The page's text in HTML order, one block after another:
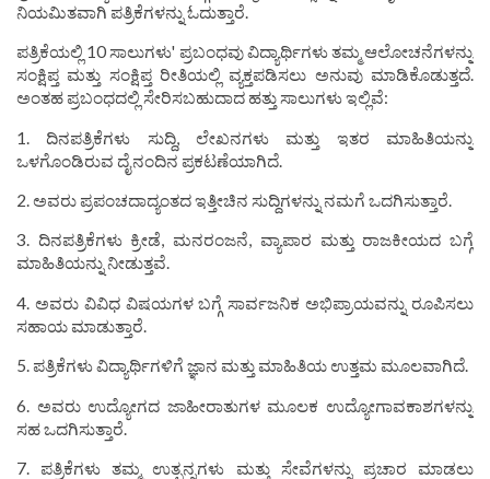
ನಿಯಮಿತವಾಗಿ ಪತ್ರಿಕೆಗಳನ್ನು ಓದುತ್ತಾರೆ.
ಪತ್ರಿಕೆಯಲ್ಲಿ 10 ಸಾಲುಗಳು' ಪ್ರಬಂಧವು ವಿದ್ಯಾರ್ಥಿಗಳು ತಮ್ಮ ಆಲೋಚನೆಗಳನ್ನು
ಸಂಕ್ಷಿಪ್ತ ಮತ್ತು ಸಂಕ್ಷಿಪ್ತ ರೀತಿಯಲ್ಲಿ ವ್ಯಕ್ತಪಡಿಸಲು ಅನುವು ಮಾಡಿಕೊಡುತ್ತದೆ.
ಅಂತಹ ಪ್ರಬಂಧದಲ್ಲಿ ಸೇರಿಸಬಹುದಾದ ಹತ್ತು ಸಾಲುಗಳು ಇಲ್ಲಿವೆ:
1. ದಿನಪತ್ರಿಕೆಗಳು ಸುದ್ದಿ, ಲೇಖನಗಳು ಮತ್ತು ಇತರ ಮಾಹಿತಿಯನ್ನು
ಒಳಗೊಂಡಿರುವ ದೈನಂದಿನ ಪ್ರಕಟಣೆಯಾಗಿದೆ.
2. ಅವರು ಪ್ರಪಂಚದಾದ್ಯಂತದ ಇತ್ತೀಚಿನ ಸುದ್ದಿಗಳನ್ನು ನಮಗೆ ಒದಗಿಸುತ್ತಾರೆ.
3. ದಿನಪತ್ರಿಕೆಗಳು ಕ್ರೀಡೆ, ಮನರಂಜನೆ, ವ್ಯಾಪಾರ ಮತ್ತು ರಾಜಕೀಯದ ಬಗ್ಗೆ
ಮಾಹಿತಿಯನ್ನು ನೀಡುತ್ತವೆ.
4. ಅವರು ವಿವಿಧ ವಿಷಯಗಳ ಬಗ್ಗೆ ಸಾರ್ವಜನಿಕ ಅಭಿಪ್ರಾಯವನ್ನು ರೂಪಿಸಲು
ಸಹಾಯ ಮಾಡುತ್ತಾರೆ.
5. ಪತ್ರಿಕೆಗಳು ವಿದ್ಯಾರ್ಥಿಗಳಿಗೆ ಜ್ಞಾನ ಮತ್ತು ಮಾಹಿತಿಯ ಉತ್ತಮ ಮೂಲವಾಗಿದೆ.
6. ಅವರು ಉದ್ಯೋಗದ ಜಾಹೀರಾತುಗಳ ಮೂಲಕ ಉದ್ಯೋಗಾವಕಾಶಗಳನ್ನು
ಸಹ ಒದಗಿಸುತ್ತಾರೆ.
7. ಪತ್ರಿಕೆಗಳು ತಮ್ಮ ಉತ್ಪನ್ನಗಳು ಮತ್ತು ಸೇವೆಗಳನ್ನು ಪ್ರಚಾರ ಮಾಡಲು